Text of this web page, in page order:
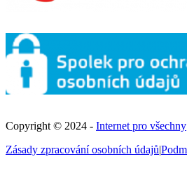
Copyright © 2024 - Internet pro všechny
Zásady zpracování osobních údajů|